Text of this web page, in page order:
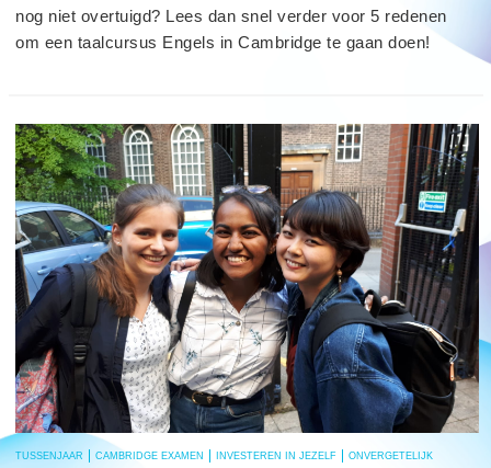
nog niet overtuigd? Lees dan snel verder voor 5 redenen
om een taalcursus Engels in Cambridge te gaan doen!
read
more
TUSSENJAAR CAMBRIDGE EXAMEN INVESTEREN IN JEZELF ONVERGETELIJK